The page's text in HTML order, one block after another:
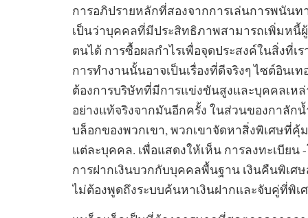
การอภิปรายหลักที่สองจากการเล่นการพนันท
เป็นว่าบุคคลที่มีประสิทธิภาพสามารถเพิ่มหนี้
ตนได้ การซื้อผลกำไรเพื่อจุดประสงค์ในสิ่งที่เ
การทำงานนั้นอาจเป็นเรื่องที่ดีจริงๆ ไซต์อินเ
ต้องการบริษัทที่มีการแข่งขันสูงและบุคคลเห
อย่างแท้จริงจากมันอีกครั้ง ในส่วนของกาลัก
บล็อกของพวกเขา, พวกเขาจัดหาสิ่งพิเศษที่
แต่ละบุคคล. เพื่อแสดงให้เห็น การลงทะเบียน
การฝากเงินบวกกับบุคคลพื้นฐาน เงินคืนพิเศ
ไม่ต้องพูดถึงระบบค้นหาเงินฝากและจับคู่ที่พิเ